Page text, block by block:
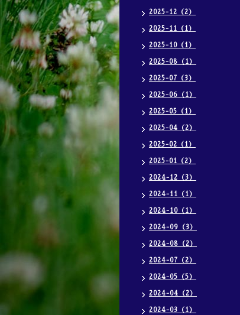
2025-12（2）
2025-11（1）
2025-10（1）
2025-08（1）
2025-07（3）
2025-06（1）
2025-05（1）
2025-04（2）
2025-02（1）
2025-01（2）
2024-12（3）
2024-11（1）
2024-10（1）
2024-09（3）
2024-08（2）
2024-07（2）
2024-05（5）
2024-04（2）
2024-03（1）